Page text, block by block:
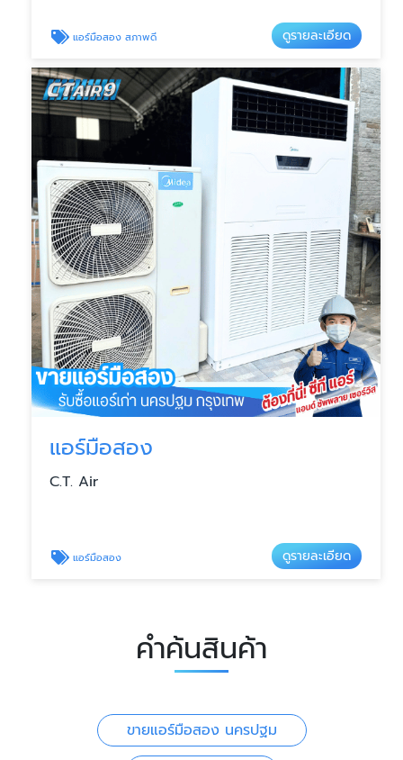
แอร์มือสอง สภาพดี ดูรายละเอียด
แอร์มือสอง
C.T. Air
แอร์มือสอง ดูรายละเอียด
คำค้นสินค้า
ขายแอร์มือสอง นครปฐม